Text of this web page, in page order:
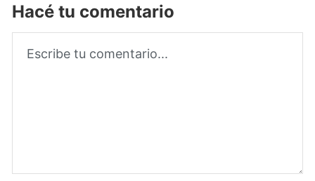
Hacé tu comentario